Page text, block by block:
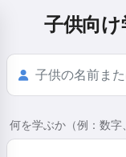
子供向
何を学ぶか（例：数字